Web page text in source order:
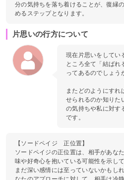
分の気持ちを落ち着けることが、復縁
めるステップとなります。
片思いの行方について
現在片思いをしてい
ところ全て「結ばれ
ってあるのでしょう
またどのようにすれ
せられるのか知りた
の気持ちや私に対す
です。
【ソードペイジ 正位置】
ソードペイジの正位置は、相手があな
味や好奇心を抱いている可能性を示して
まだ深い感情には至っていないかもし